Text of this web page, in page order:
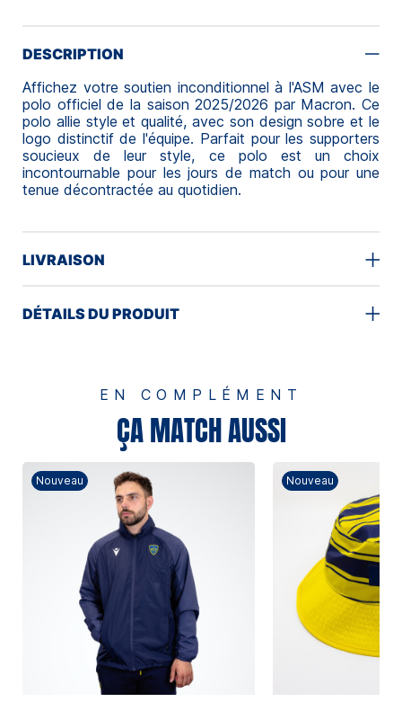
DESCRIPTION
Affichez votre soutien inconditionnel à l'ASM avec le
polo officiel de la saison 2025/2026 par Macron. Ce
polo allie style et qualité, avec son design sobre et le
logo distinctif de l'équipe. Parfait pour les supporters
soucieux de leur style, ce polo est un choix
incontournable pour les jours de match ou pour une
tenue décontractée au quotidien.
LIVRAISON
DÉTAILS DU PRODUIT
EN COMPLÉMENT
ÇA MATCH AUSSI
Nouveau Nouveau